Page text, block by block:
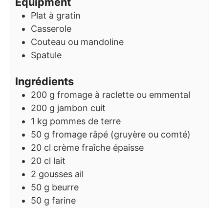
Plat à gratin
Casserole
Couteau ou mandoline
Spatule
Ingrédients
200 g fromage à raclette ou emmental
200 g jambon cuit
1 kg pommes de terre
50 g fromage râpé (gruyère ou comté)
20 cl crème fraîche épaisse
20 cl lait
2 gousses ail
50 g beurre
50 g farine